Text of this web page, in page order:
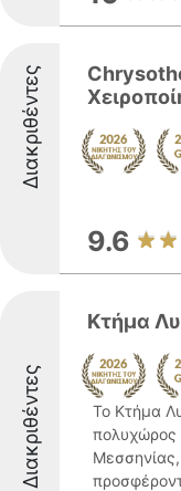
Διακριθέντες
9.6
Διακριθέντες
Κτήμα
Το Κτήμα